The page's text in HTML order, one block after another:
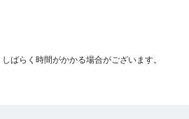
ばらく時間がかかる場合がございます。